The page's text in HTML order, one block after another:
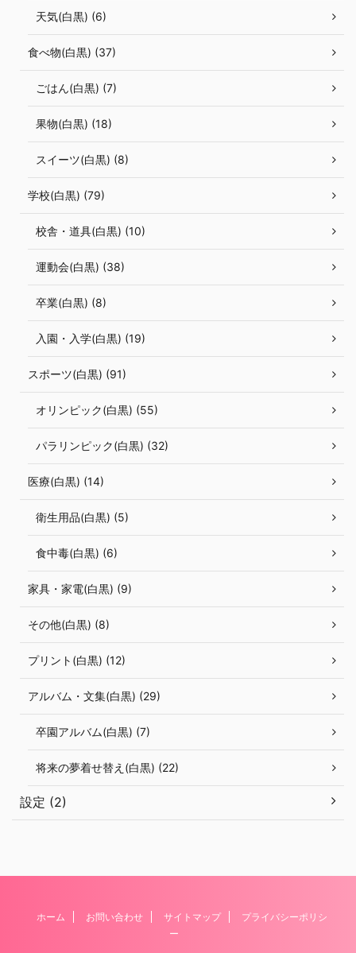
天気(白黒) (6)
食べ物(白黒) (37)
ごはん(白黒) (7)
果物(白黒) (18)
スイーツ(白黒) (8)
学校(白黒) (79)
校舎・道具(白黒) (10)
運動会(白黒) (38)
卒業(白黒) (8)
入園・入学(白黒) (19)
スポーツ(白黒) (91)
オリンピック(白黒) (55)
パラリンピック(白黒) (32)
医療(白黒) (14)
衛生用品(白黒) (5)
食中毒(白黒) (6)
家具・家電(白黒) (9)
その他(白黒) (8)
プリント(白黒) (12)
アルバム・文集(白黒) (29)
卒園アルバム(白黒) (7)
将来の夢着せ替え(白黒) (22)
設定 (2)
ホーム お問い合わせ サイトマップ
プライバシーポリシ
ー